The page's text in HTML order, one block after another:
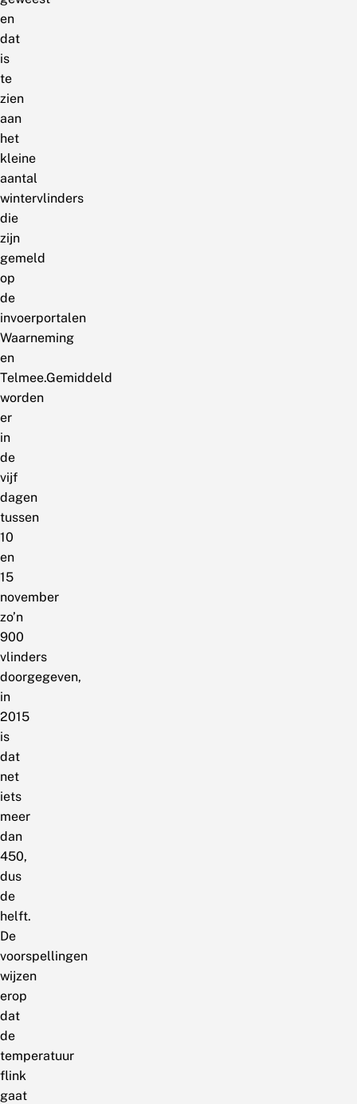
en
dat
is
te
zien
aan
het
kleine
aantal
wintervlinders
die
zijn
gemeld
op
de
invoerportalen
Waarneming
en
Telmee.Gemiddeld
worden
er
in
de
vijf
dagen
tussen
10
en
15
november
zo’n
900
vlinders
doorgegeven,
in
2015
is
dat
net
iets
meer
dan
450,
dus
de
helft.
De
voorspellingen
wijzen
erop
dat
de
temperatuur
flink
gaat